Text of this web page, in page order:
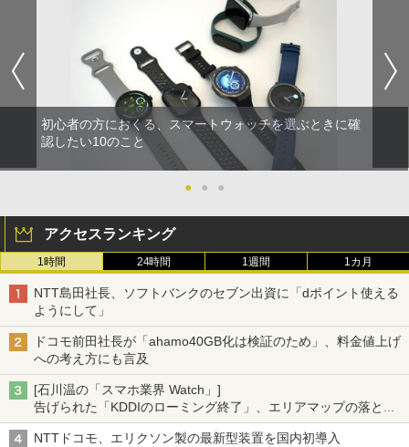
初心者の方におくる、スマートウォッチを選ぶときに確
認したい10のこと
● ● ●
アクセスランキング
1時間 24時間 1週間 1カ月
NTT島田社長、ソフトバンクのセブン出資に「dポイント使える
ようにして」
ドコモ前田社長が「ahamo40GB化は検証のため」、料金値上げ
への考え方にも言及
[石川温の「スマホ業界 Watch」]
告げられた「KDDIのローミング終了」、エリアマップの落とし
穴と楽天モバイルの課題
NTTドコモ、エリクソン製の最新型装置を国内初導入